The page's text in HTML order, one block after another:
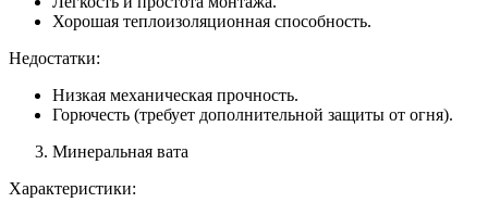
Хорошая теплоизоляционная способность.
Недостатки:
Низкая механическая прочность.
Горючесть (требует дополнительной защиты от огня).
Минеральная вата
Характеристики: